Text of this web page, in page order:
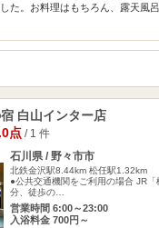
た。お料理はもちろん、露天風
白山インター店
点/ 1 件
石川県 / 野々市市
北鉄金沢駅8.44km 松任駅1.32km
●公共交通機関をご利用の場合 JR
分、徒歩の…
営業時間 6:00～23:00
入浴料金 700円～